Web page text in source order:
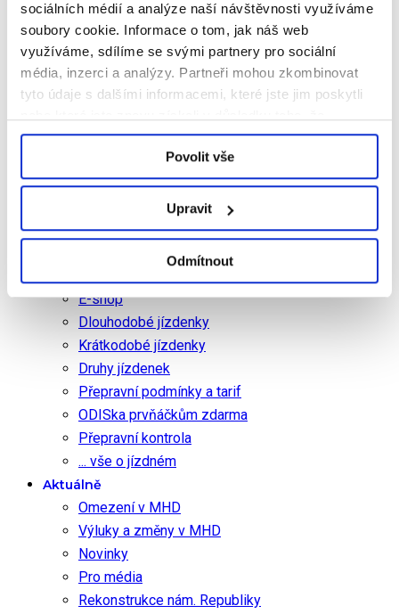
sociálních médií a analýze naší návštěvnosti využíváme
soubory cookie. Informace o tom, jak náš web
využíváme, sdílíme se svými partnery pro sociální
média, inzerci a analýzy. Partneři mohou zkombinovat
tyto údaje s dalšími informacemi, které jste jim poskytli
využíváte jejich služby.
Povolit vše
Upravit
Odmítnout
Úvod
Jízdní řády
Vyhledat spojení
Odjezdy
Trolejbusy
Schéma sítě linek
Zastávky na znamení
Jízdné
Prodej jízdenek
E-shop
Dlouhodobé jízdenky
Krátkodobé jízdenky
Druhy jízdenek
Přepravní podmínky a tarif
ODISka prvňáčkům zdarma
Přepravní kontrola
... vše o jízdném
Aktuálně
Omezení v MHD
Výluky a změny v MHD
Novinky
Pro média
Rekonstrukce nám. Republiky